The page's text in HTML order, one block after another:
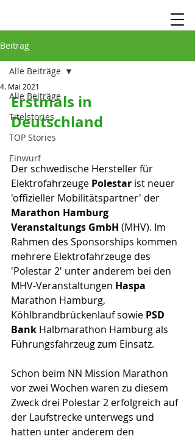
Beitrag
Alle Beiträge
Titelstories
TOP Stories
Einwurf
Alle Beiträge
4. Mai 2021
Erstmals in
Deutschland
Der schwedische Hersteller für
Elektrofahrzeuge Polestar ist neuer
'offizieller Mobilitätspartner' der
Marathon Hamburg
Veranstaltungs GmbH (MHV). Im
Rahmen des Sponsorships kommen
mehrere Elektrofahrzeuge des
'Polestar 2' unter anderem bei den
MHV-Veranstaltungen Haspa
Marathon Hamburg,
Köhlbrandbrückenlauf sowie PSD
Bank Halbmarathon Hamburg als
Führungsfahrzeug zum Einsatz.
Schon beim NN Mission Marathon
vor zwei Wochen waren zu diesem
Zweck drei Polestar 2 erfolgreich auf
der Laufstrecke unterwegs und
hatten unter anderem den